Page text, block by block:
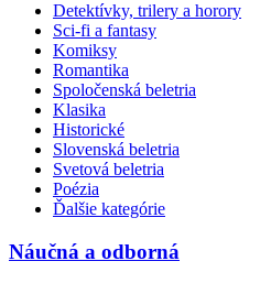
Detektívky, trilery a horory
Sci-fi a fantasy
Komiksy
Romantika
Spoločenská beletria
Klasika
Historické
Slovenská beletria
Svetová beletria
Poézia
Ďalšie kategórie
Náučná a odborná